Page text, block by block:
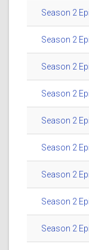
Season 2
Season 2
Season 2
Season 2
Season 2
Season 2
Season 2
Season 2
Season 2